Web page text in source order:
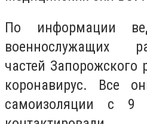
По информации
военнослужащих
частей Запорожского
коронавирус. Все
самоизоляции с 9